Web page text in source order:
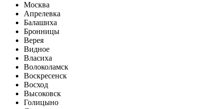
Москва
Апрелевка
Балашиха
Бронницы
Верея
Видное
Власиха
Волоколамск
Воскресенск
Восход
Высоковск
Голицыно